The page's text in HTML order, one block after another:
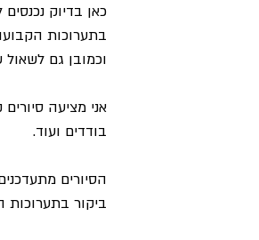
כאן בדיוק
בתערוכות
וכמובן גם
אני מציעה
בודדים ועוד.
הסיורים
ביקור